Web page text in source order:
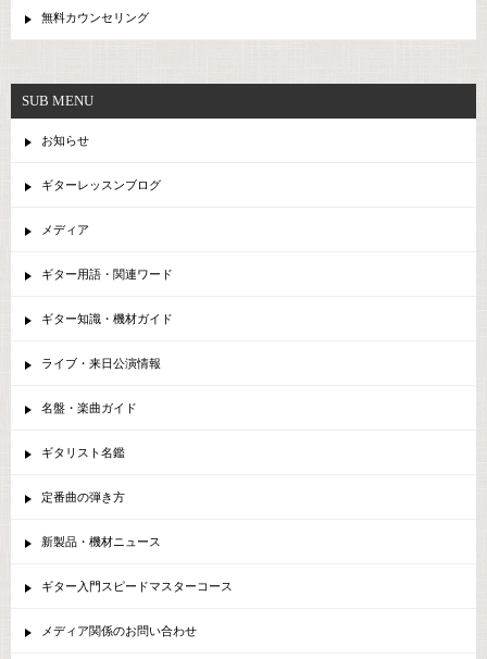
無料カウンセリング
SUB MENU
お知らせ
ギターレッスンブログ
メディア
ギター用語・関連ワード
ギター知識・機材ガイド
ライブ・来日公演情報
名盤・楽曲ガイド
ギタリスト名鑑
定番曲の弾き方
新製品・機材ニュース
ギター入門スピードマスターコース
メディア関係のお問い合わせ